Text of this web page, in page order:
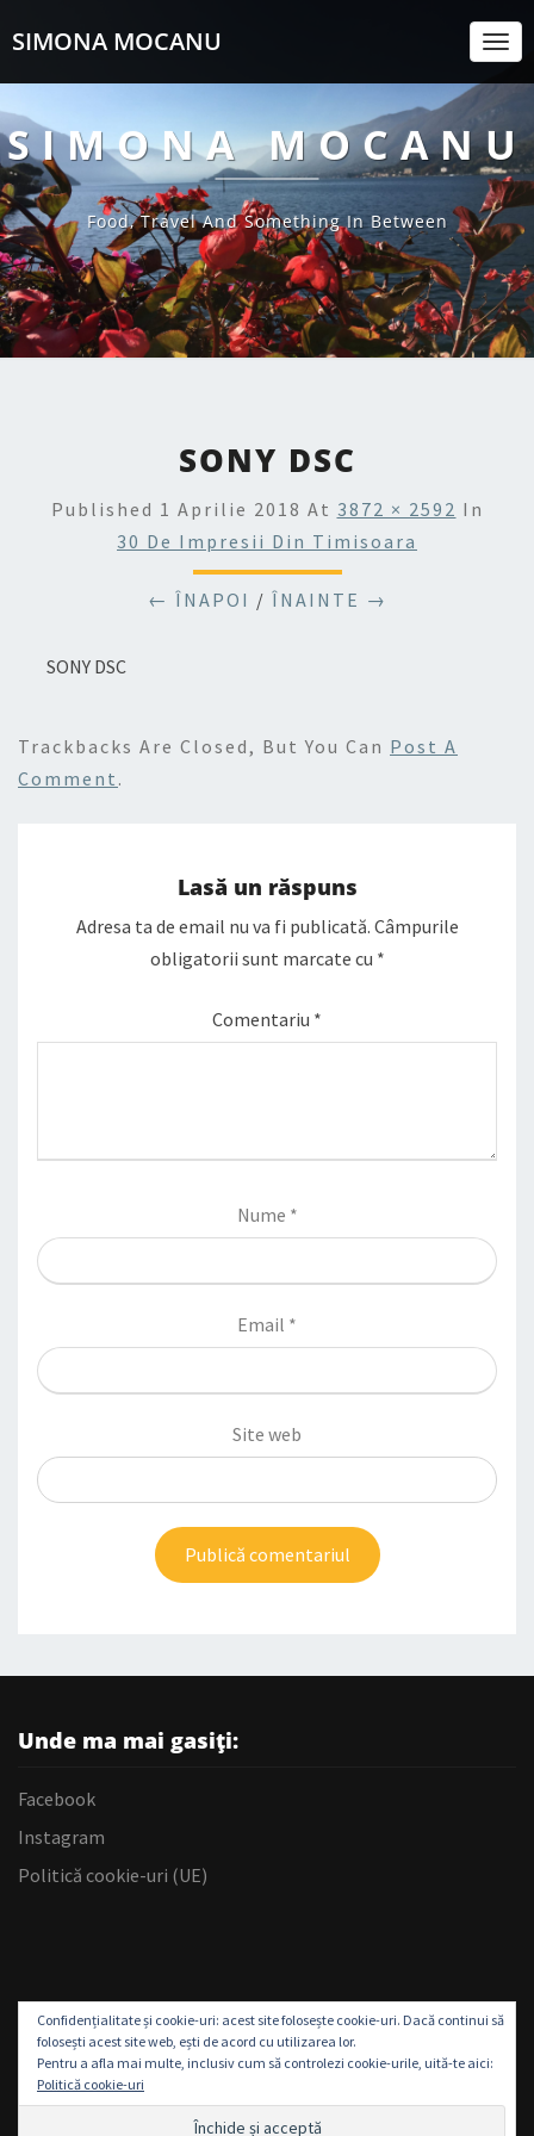
SIMONA MOCANU
SIMONA MOCANU
Food, Travel And Something In Between
SONY DSC
Published 1 Aprilie 2018 At 3872 × 2592 In
30 De Impresii Din Timisoara
← ÎNAPOI / ÎNAINTE →
SONY DSC
Trackbacks Are Closed, But You Can Post A
Comment .
Lasă un răspuns
Adresa ta de email nu va fi publicată. Câmpurile
obligatorii sunt marcate cu *
Comentariu *
Nume *
Email *
Site web
Unde ma mai gasiți:
Facebook
Instagram
Politică cookie-uri (UE)
Confidențialitate și cookie-uri: acest site folosește cookie-uri. Dacă continui să
folosești acest site web, ești de acord cu utilizarea lor.
Pentru a afla mai multe, inclusiv cum să controlezi cookie-urile, uită-te aici:
Politică cookie-uri